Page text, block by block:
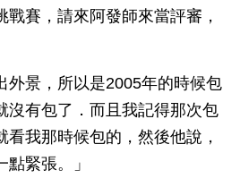
賽，請來阿發師來當評審，
外景，所以是2005年的時候包
沒有包了．而且我記得那次包
看我那時候包的，然後他說，
緊張。」